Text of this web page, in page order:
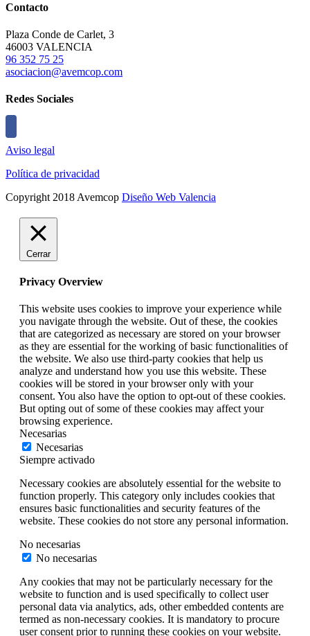
Contacto
Plaza Conde de Carlet, 3
46003 VALENCIA
96 352 75 25
asociacion@avemcop.com
Redes Sociales
Aviso legal
Política de privacidad
Copyright 2018 Avemcop Diseño Web Valencia
Cerrar
Privacy Overview
This website uses cookies to improve your experience while
you navigate through the website. Out of these, the cookies
that are categorized as necessary are stored on your browser
as they are essential for the working of basic functionalities of
the website. We also use third-party cookies that help us
analyze and understand how you use this website. These
cookies will be stored in your browser only with your
consent. You also have the option to opt-out of these cookies.
But opting out of some of these cookies may affect your
browsing experience.
Necesarias
Necesarias
Siempre activado
Necessary cookies are absolutely essential for the website to
function properly. This category only includes cookies that
ensures basic functionalities and security features of the
website. These cookies do not store any personal information.
No necesarias
No necesarias
Any cookies that may not be particularly necessary for the
website to function and is used specifically to collect user
personal data via analytics, ads, other embedded contents are
termed as non-necessary cookies. It is mandatory to procure
user consent prior to running these cookies on your website.